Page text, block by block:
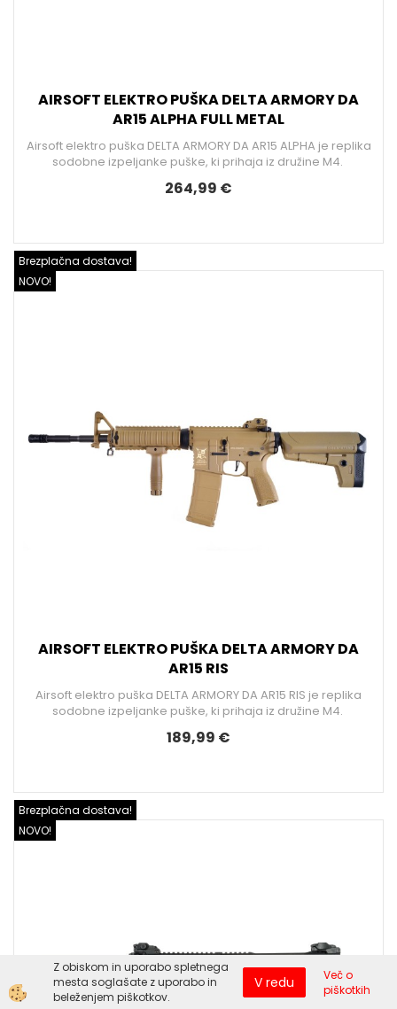
AIRSOFT ELEKTRO PUŠKA DELTA ARMORY DA
AR15 ALPHA FULL METAL
Airsoft elektro puška DELTA ARMORY DA AR15 ALPHA je replika
sodobne izpeljanke puške, ki prihaja iz družine M4.
264,99 €
NOVO!
Brezplačna dostava!
AIRSOFT ELEKTRO PUŠKA DELTA ARMORY DA
AR15 RIS
Airsoft elektro puška DELTA ARMORY DA AR15 RIS je replika
sodobne izpeljanke puške, ki prihaja iz družine M4.
189,99 €
NOVO!
Brezplačna dostava!
Z obiskom in uporabo spletnega
mesta soglašate z uporabo in
beleženjem piškotkov.
V redu
Več o
piškotkih